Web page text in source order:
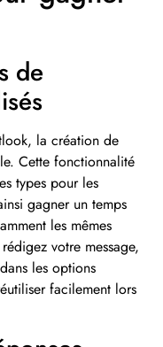
de
la création de
Cette fonctionnalité
types pour les
gagner un temps
les mêmes
votre message,
les options
facilement lors